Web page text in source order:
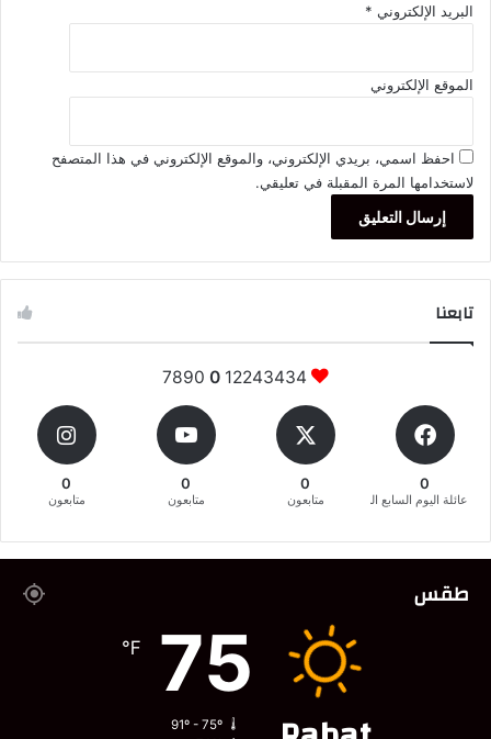
البريد الإلكتروني *
الموقع الإلكتروني
احفظ اسمي، بريدي الإلكتروني، والموقع الإلكتروني في هذا المتصفح
لاستخدامها المرة المقبلة في تعليقي.
تابعنا
12243434
0
0
عائلة اليوم السابع المغربية
0
متابعون
0
متابعون
0
متابعون
طقس
75
℉
91º - 75º